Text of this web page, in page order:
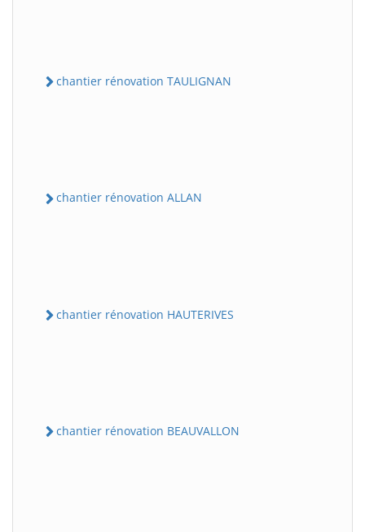
chantier rénovation TAULIGNAN
chantier rénovation ALLAN
chantier rénovation HAUTERIVES
chantier rénovation BEAUVALLON